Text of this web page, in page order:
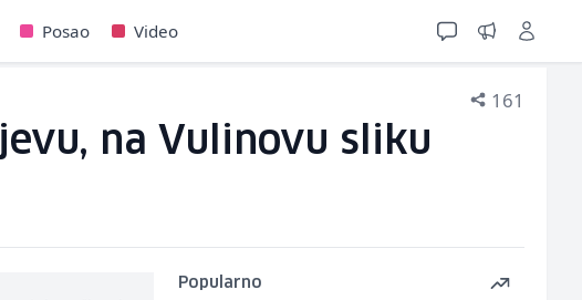
Posao Video
161
na Vulinovu sliku
Popularno